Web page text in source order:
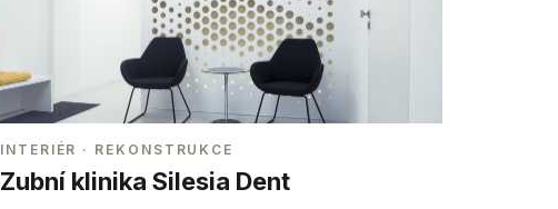
INTERIÉR · REKONSTRUKCE
Zubní klinika Silesia Dent